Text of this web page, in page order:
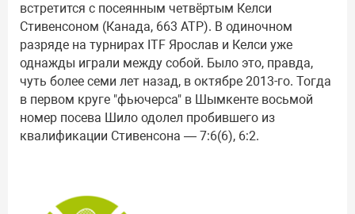
встретится с посеянным четвёртым Келси
Стивенсоном (Канада, 663 ATP). В одиночном
разряде на турнирах ITF Ярослав и Келси уже
однажды играли между собой. Было это, правда,
чуть более семи лет назад, в октябре 2013-го. Тогда
в первом круге "фьючерса" в Шымкенте восьмой
номер посева Шило одолел пробившего из
квалификации Стивенсона — 7:6(6), 6:2.